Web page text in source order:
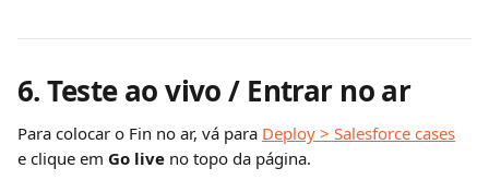
6. Teste ao vivo / Entrar no ar
Para colocar o Fin no ar, vá para Deploy > Salesforce cases
e clique em Go live no topo da página.